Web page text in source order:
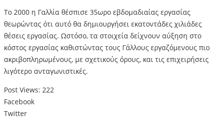
Το 2000 η Γαλλία θέσπισε 35ωρο εβδομαδιαίας εργασίας
θεωρώντας ότι αυτό θα δημιουργήσει εκατοντάδες χιλιάδες
θέσεις εργασίας. Ωστόσο, τα στοιχεία δείχνουν αύξηση στο
κόστος εργασίας καθιστώντας τους Γάλλους εργαζόμενους πιο
ακριβοπληρωμένους, με σχετικούς όρους, και τις επιχειρήσεις
λιγότερο ανταγωνιστικές.
Post Views: 222
Facebook
Twitter